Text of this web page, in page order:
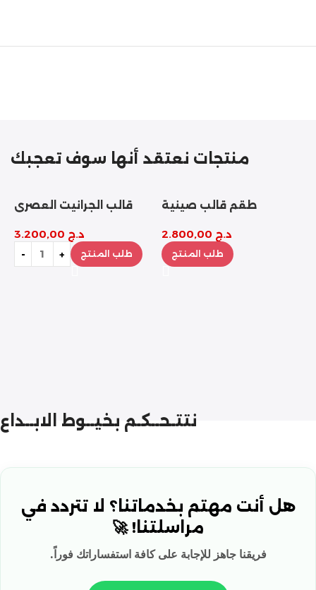
مازالت مستمرة
منتجات نعتقد أنها سوف تعجبك
قالب الجرانيت العصري
د.ج
طلب المنتج
طقم قالب صينية
د.ج
طلب المنتج
نتتـحــكـم بخيــوط الابــداع
هل أنت مهتم بخدماتنا؟ لا تتردد في
مراسلتنا! 🚀
فريقنا جاهز للإجابة على كافة استفساراتك فوراً.